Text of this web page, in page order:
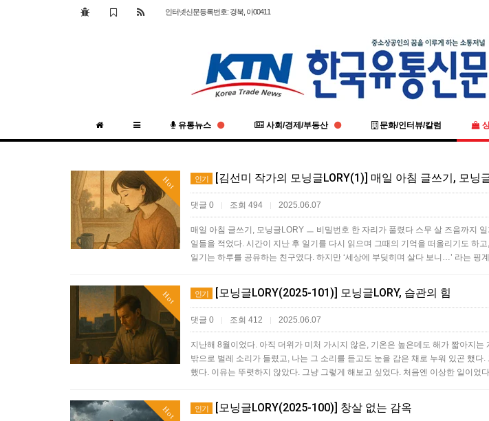
인터넷신문등록번호: 경북, 아00411
유통뉴스 사회/경제/부동산 문화/인터뷰/칼럼
Hot 인기 [김선미 작가의 모닝글LORY(1)] 매일 아침 글쓰기, 모닝
댓글 0 | 조회 494 | 2025.06.07
매일 아침 글쓰기, 모닝글LORY ㅡ 비밀번호 한 자리가 풀렸다 스무 살 즈음까지
일들을 적었다. 시간이 지난 후 일기를 다시 읽으며 그때의 기억을 떠올리기도 하
일기는 하루를 공유하는 친구였다. 하지만 ‘세상에 부딪히며 살다 보니…’ 라는 핑
Hot 인기 [모닝글LORY(2025-101)] 모닝글LORY, 습관의 힘
댓글 0 | 조회 412 | 2025.06.07
지난해 8월이었다. 아직 더위가 미처 가시지 않은, 기온은 높은데도 해가 짧아지
밖으로 벌레 소리가 들렸고, 나는 그 소리를 듣고도 눈을 감은 채로 누워 있곤 했다
했다. 이유는 뚜렷하지 않았다. 그냥 그렇게 해보고 싶었다. 처음엔 이상한 일이었
Hot 인기 [모닝글LORY(2025-100)] 창살 없는 감옥